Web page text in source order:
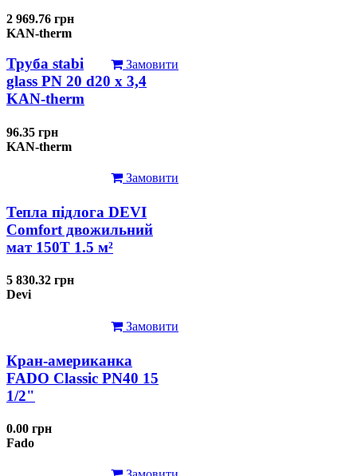
2 969.76 грн
KAN-therm
Замовити
Труба stabi
glass PN 20 d20 х 3,4
KAN-therm
96.35 грн
KAN-therm
Замовити
Тепла підлога DEVI
Comfort двожильний
мат 150T 1.5 м²
5 830.32 грн
Devi
Замовити
Кран-американка
FADO Classic PN40 15
1/2"
0.00 грн
Fado